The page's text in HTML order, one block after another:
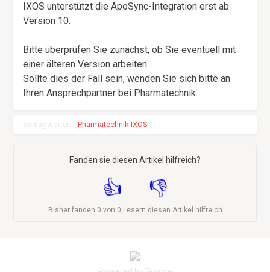
IXOS unterstützt die ApoSync-Integration erst ab
Version 10.
Bitte überprüfen Sie zunächst, ob Sie eventuell mit
einer älteren Version arbeiten.
Sollte dies der Fall sein, wenden Sie sich bitte an
Ihren Ansprechpartner bei Pharmatechnik.
Schlagwörter: Pharmatechnik IXOS
Fanden sie diesen Artikel hilfreich?
Bisher fanden 0 von 0 Lesern diesen Artikel hilfreich